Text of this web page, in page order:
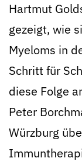
Hartmut
gezeigt, wie
Myeloms in
Schritt für
diese Folge
Peter
Würzburg